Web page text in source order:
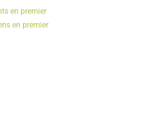
en premier
en premier